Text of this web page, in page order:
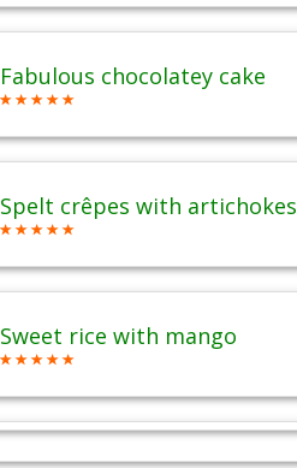
Fabulous chocolatey cake
Spelt crêpes with artichokes
Sweet rice with mango